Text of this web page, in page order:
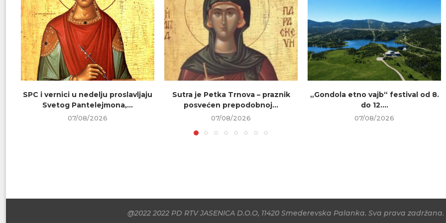
SPC i vernici u nedelju proslavljaju
Svetog Pantelejmona,...
07/08/2026
Sutra je Petka Trnova – praznik
posvećen prepodobnoj...
07/08/2026
„Gondola etno vajb“ festival od 8.
do 12....
07/08/2026
@2022 2022 PD RTV JASENICA D.O.O, 11420 Smederevska Palanka. Sva prava